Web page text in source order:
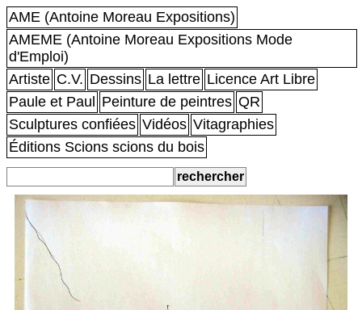
AME (Antoine Moreau Expositions)
AMEME (Antoine Moreau Expositions Mode
d'Emploi)
Artiste C.V. Dessins La lettre Licence Art Libre
Paule et Paul
Peinture de peintres QR
Sculptures confiées Vidéos Vitagraphies
Éditions Scions scions du bois